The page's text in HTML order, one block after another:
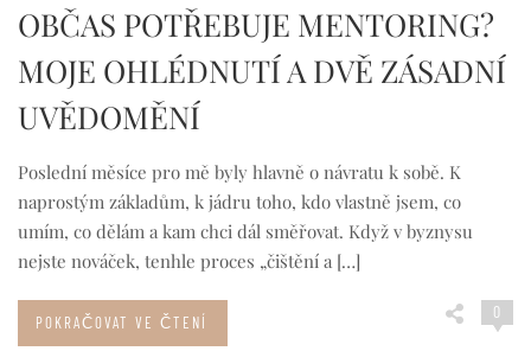
OBČAS POTŘEBUJE MENTORING?
MOJE OHLÉDNUTÍ A DVĚ ZÁSADNÍ
UVĚDOMĚNÍ
Poslední měsíce pro mě byly hlavně o návratu k sobě. K
naprostým základům, k jádru toho, kdo vlastně jsem, co
umím, co dělám a kam chci dál směřovat. Když v byznysu
nejste nováček, tenhle proces „čištění a […]
0
POKRAČOVAT VE ČTENÍ